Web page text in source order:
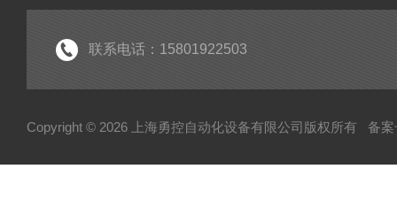
联系电话：15801922503
Copyright © 2026 上海勇控自动化设备有限公司版权所有 备案